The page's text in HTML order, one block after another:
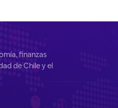
finanzas
de Chile y el